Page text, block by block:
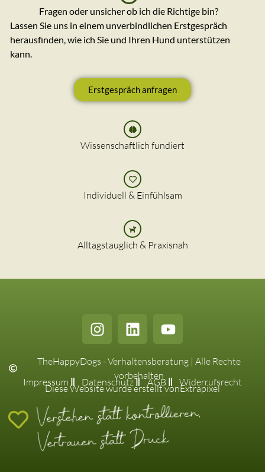
Fragen oder unsicher ob ich die Richtige bin?
Lassen Sie uns in einem unverbindlichen Erstgespräch
herausfinden, wie ich Sie und Ihren Hund unterstützen
kann.
Erstgespräch anfragen
Wissenschaftlich fundiert
Individuell & Einfühlsam
Alltagstauglich & Praxisnah
TheHappyDogs - Verhaltensberatung | Alle Rechte
vorbehalten
Impressum Datenschutz AGB Widerrufsrecht
Diese Website wurde erstellt vonExtrapixel
Verstehen statt kontrollieren,
Vertrauen statt Druck